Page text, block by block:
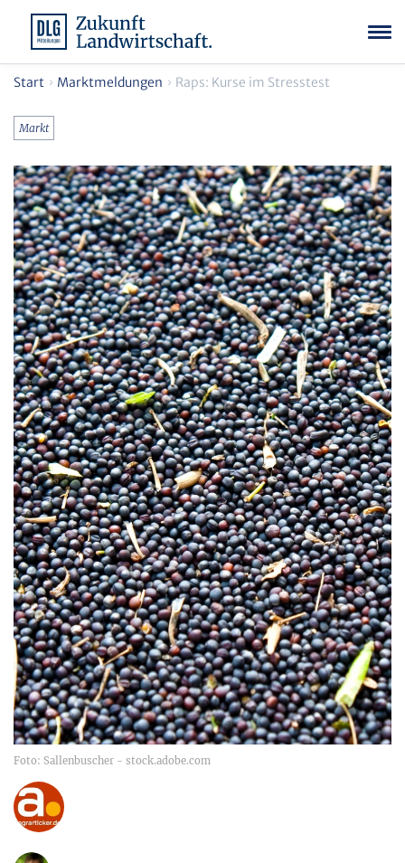
Start Marktmeldungen Raps: Kurse im Stresstest
Markt
Foto: Sallenbuscher - stock.adobe.com